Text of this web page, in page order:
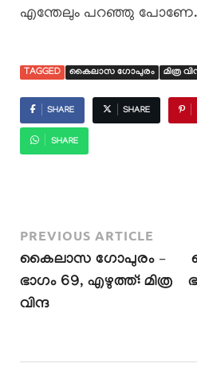
എന്തേലും പറഞ്ഞു പോണേ..
TAGGED കൈലാസ ഗോപുരം മിത്ര
SHARE SHARE
SHARE
PREVIOUS ARTICLE
കൈലാസ ഗോപുരം –
ഭാഗം 69, എഴുത്ത്: മിത്ര
വിന്ദ